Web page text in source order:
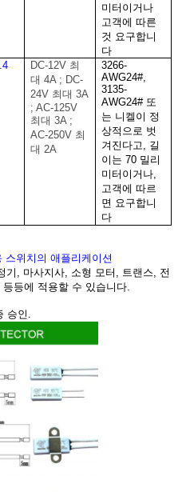
미터이거나
고객에 따른
것 요구합니
다
DC-12V 최
대 4A ; DC-
24V 최대 3A
; AC-125V
최대 3A ;
AC-250V 최
대 2A
3266-
AWG24#,
3135-
AWG24# 또
는 니켈이 정
상적으로 벗
겨진다고, 길
이는 70 밀리
미터이거나,
고객에 따르
면 요구합니
다
위치의 애플리케이션
기, 마사지사, 소형 모터, 트랜스, 전
등에 적용할 수 있습니다.
승인.